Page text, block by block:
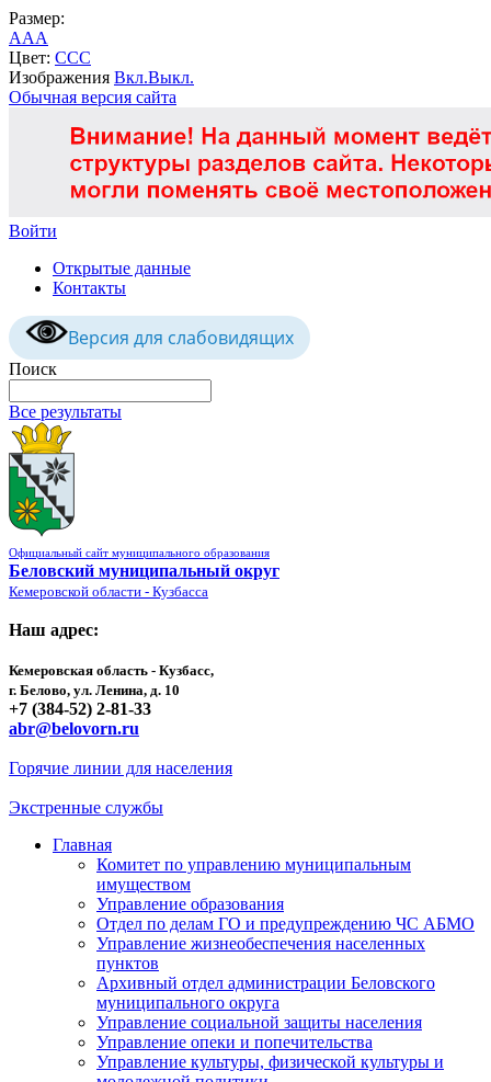
Размер:
AAA
Цвет: CCC
Изображения Вкл.Выкл.
Обычная версия сайта
Войти
Открытые данные
Контакты
Версия для слабовидящих
Поиск
Все результаты
Официальный сайт муниципального образования
Беловский муниципальный округ
Кемеровской области - Кузбасса
Наш адрес:
Кемеровская область - Кузбасс,
г. Белово, ул. Ленина, д. 10
+7 (384-52) 2-81-33
abr@belovorn.ru
Горячие линии для населения
Экстренные службы
Главная
Комитет по управлению муниципальным
имуществом
Управление образования
Отдел по делам ГО и предупреждению ЧС АБМО
Управление жизнеобеспечения населенных
пунктов
Архивный отдел администрации Беловского
муниципального округа
Управление социальной защиты населения
Управление опеки и попечительства
Управление культуры, физической культуры и